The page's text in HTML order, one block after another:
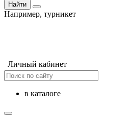
Найти
Например, турникет
Личный кабинет
в каталоге